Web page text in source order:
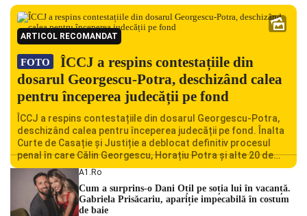
ARTICOL RECOMANDAT
FOTO
ÎCCJ a respins contestațiile din
dosarul Georgescu-Potra, deschizând calea
pentru începerea judecății pe fond
ÎCCJ a respins contestațiile din dosarul Georgescu-Potra,
deschizând calea pentru începerea judecății pe fond. Înalta
Curte de Casație și Justiție a deblocat definitiv procesul
penal în care Călin Georgescu, Horațiu Potra și alte 20 de
persoane sunt acuzați de acțiuni îndreptate împotriva
ordinii constituționale. În ședința din camera preliminară,
judecătorii de la instanța supremă au […]
A1.ro
Cum a surprins-o Dani Oțil pe soția lui în vacanță.
Gabriela Prisăcariu, apariție impecabilă în costum
de baie